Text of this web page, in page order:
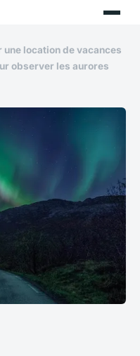
une location de vacances
observer les aurores